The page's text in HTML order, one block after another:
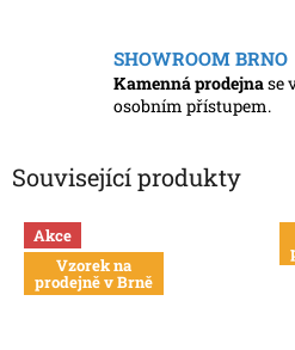
SHOWROOM BRNO
Kamenná prodejnase
osobním přístupem.
Související produkty
Akce
Vzorek na
prodejně v Brně